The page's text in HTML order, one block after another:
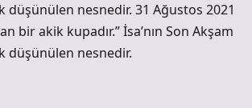
düşünülen nesnedir. 31 Ağustos 2021
bir akik kupadır.” İsa’nın Son Akşam
düşünülen nesnedir.